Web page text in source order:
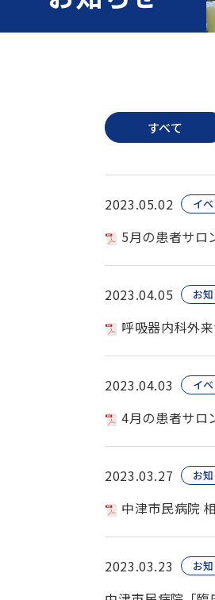
すべて
2023.05.02 イ
5月の患者サロ
2023.04.05 お
呼吸器内科外
2023.04.03 イ
4月の患者サロ
2023.03.27 お
中津市民病院
2023.03.23 お